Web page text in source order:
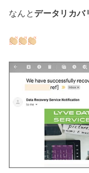
なんと データリカバ